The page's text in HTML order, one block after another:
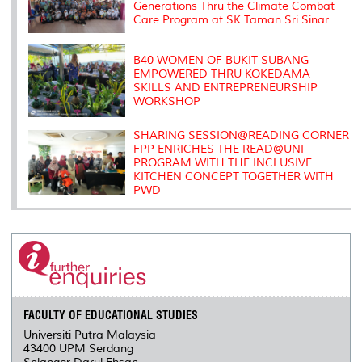
Generations Thru the Climate Combat
Care Program at SK Taman Sri Sinar
B40 WOMEN OF BUKIT SUBANG
EMPOWERED THRU KOKEDAMA
SKILLS AND ENTREPRENEURSHIP
WORKSHOP
SHARING SESSION@READING CORNER
FPP ENRICHES THE READ@UNI
PROGRAM WITH THE INCLUSIVE
KITCHEN CONCEPT TOGETHER WITH
PWD
FACULTY OF EDUCATIONAL STUDIES
Universiti Putra Malaysia
43400 UPM Serdang